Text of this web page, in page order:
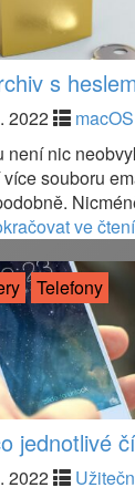
s
2022
macOS
není nic
souboru
ve
Telefony
jednotlivé
2022